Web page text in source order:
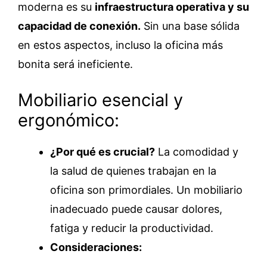
moderna es su infraestructura operativa y su
capacidad de conexión. Sin una base sólida
en estos aspectos, incluso la oficina más
bonita será ineficiente.
Mobiliario esencial y
ergonómico:
¿Por qué es crucial? La comodidad y
la salud de quienes trabajan en la
oficina son primordiales. Un mobiliario
inadecuado puede causar dolores,
fatiga y reducir la productividad.
Consideraciones: